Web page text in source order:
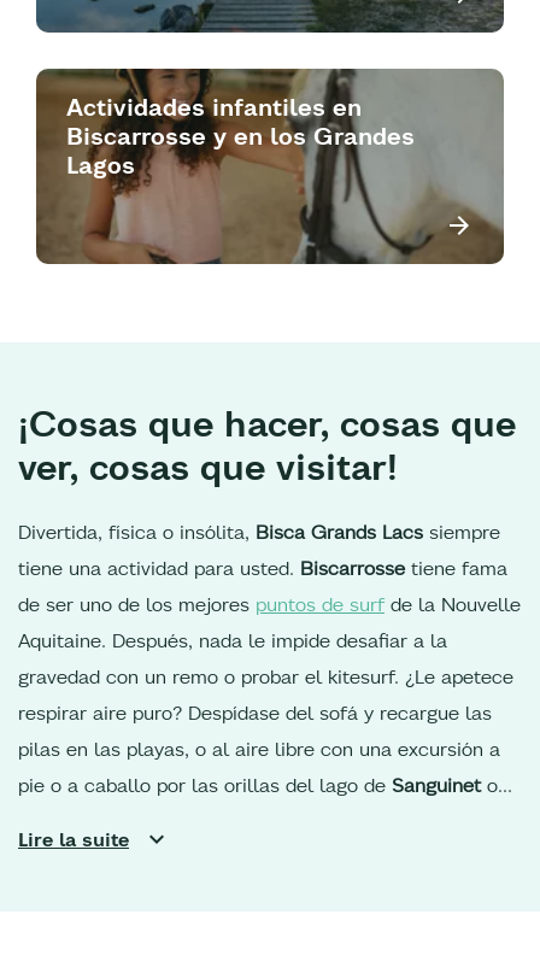
Actividades infantiles en
Biscarrosse y en los Grandes
Lagos
¡Cosas que hacer, cosas que
ver, cosas que visitar!
Divertida, física o insólita, Bisca Grands Lacs siempre
tiene una actividad para usted. Biscarrosse tiene fama
de ser uno de los mejores puntos de surf de la Nouvelle
Aquitaine. Después, nada le impide desafiar a la
gravedad con un remo o probar el kitesurf. ¿Le apetece
respirar aire puro? Despídase del sofá y recargue las
pilas en las playas, o al aire libre con una excursión a
pie o a caballo por las orillas del lago de Sanguineto
es un ciclista apasionado,
Lire la suite